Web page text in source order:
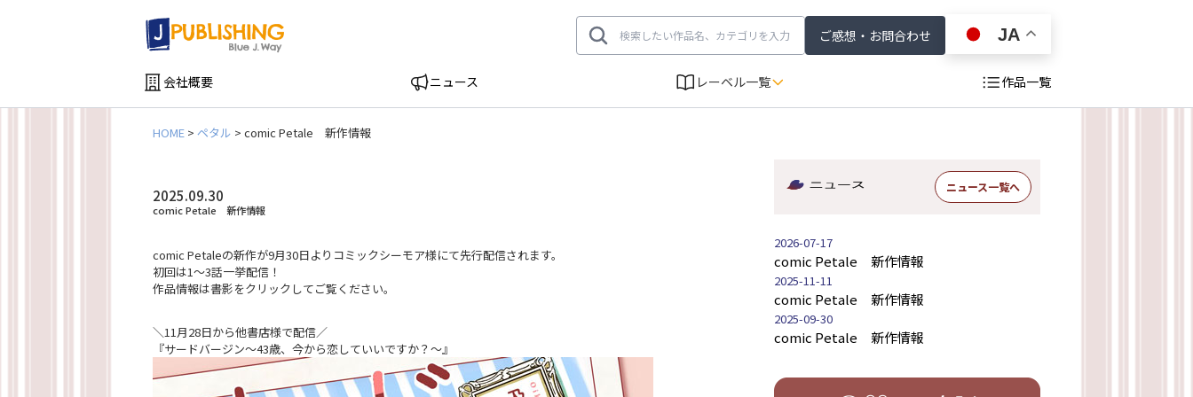
ご感想・お問合わせ JA
会社概要 ニュース レーベル一覧 作品一覧
HOME > ペタル > comic Petale 新作情報
2025.09.30
comic Petale 新作情報
comic Petaleの新作が9月30日よりコミックシーモア様にて先行配信されます。
初回は1～3話一挙配信！
作品情報は書影をクリックしてご覧ください。
＼11月28日から他書店様で配信／
『サードバージン～43歳、今から恋していいですか？～』
ニュース一覧へ
2026-07-17
comic Petale 新作情報
2025-11-11
comic Petale 新作情報
2025-09-30
comic Petale 新作情報